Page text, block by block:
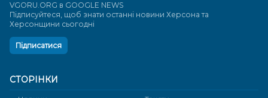
СТОРІНКИ
VGORU.ORG в GOOGLE NEWS
Підписуйтеся, щоб знати останні новини Херсона та
Херсонщини сьогодні
Підписатися